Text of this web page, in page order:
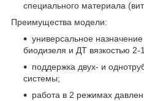
специального материала
Преимущества модели:
универсальное
биодизеля и ДТ вязкостью 2-
поддержка двух- и
системы;
работа в 2 режимах